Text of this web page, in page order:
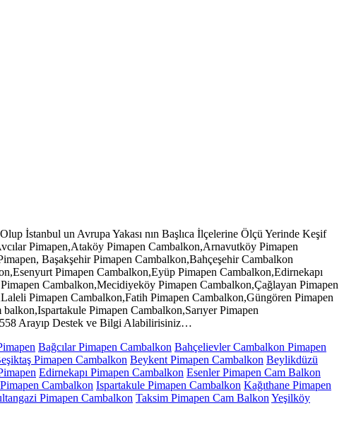
İstanbul un Avrupa Yakası nın Başlıca İlçelerine Ölçü Yerinde Keşif
Pimapen,Ataköy Pimapen Cambalkon,Arnavutköy Pimapen
Başakşehir Pimapen Cambalkon,Bahçeşehir Cambalkon
Pimapen Cambalkon,Eyüp Pimapen Cambalkon,Edirnekapı
Cambalkon,Mecidiyeköy Pimapen Cambalkon,Çağlayan Pimapen
Pimapen Cambalkon,Fatih Pimapen Cambalkon,Güngören Pimapen
Pimapen Cambalkon,Sarıyer Pimapen
Arayıp Destek ve Bilgi Alabilirisiniz…
Bağcılar Pimapen Cambalkon Bahçelievler Cambalkon Pimapen
Pimapen Cambalkon Beykent Pimapen Cambalkon Beylikdüzü
Edirnekapı Pimapen Cambalkon Esenler Pimapen Cam Balkon
Cambalkon Ispartakule Pimapen Cambalkon Kağıthane Pimapen
Pimapen Cambalkon Taksim Pimapen Cam Balkon Yeşilköy